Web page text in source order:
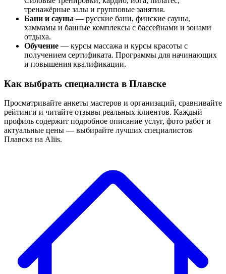
тренажёрные залы и групповые занятия.
Бани и сауны — русские бани, финские сауны,
хаммамы и банные комплексы с бассейнами и зонами
отдыха.
Обучение — курсы массажа и курсы красоты с
получением сертификата. Программы для начинающих
и повышения квалификации.
Как выбрать специалиста в Плавске
Просматривайте анкеты мастеров и организаций, сравнивайте
рейтинги и читайте отзывы реальных клиентов. Каждый
профиль содержит подробное описание услуг, фото работ и
актуальные цены — выбирайте лучших специалистов
Плавска на Aliis.